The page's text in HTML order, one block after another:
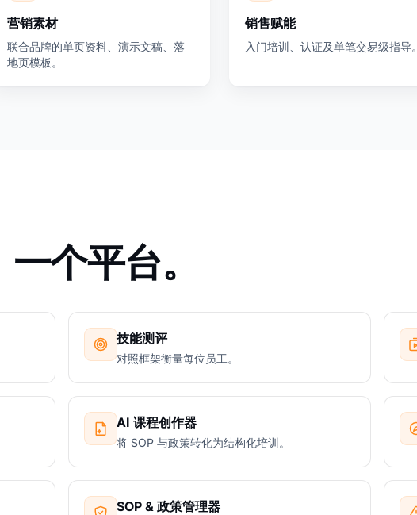
营销素材
联合品牌的单页资料、演示文稿、落
地页模板。
销售赋能
入门培训、认证及单笔交易级指导。
个平台。
技能测评
对照框架衡量每位员工。
AI 课程创作器
将 SOP 与政策转化为结构化培训。
SOP & 政策管理器